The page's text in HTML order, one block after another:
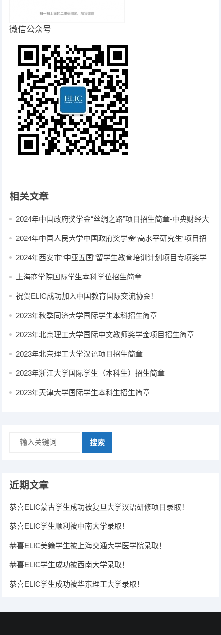
微信公众号
相关文章
2024年中国政府奖学金“丝绸之路”项目招生简章-中央财经大
2024年中国人民大学中国政府奖学金“高水平研究生”项目招
2024年西安市“中亚五国”留学生教育培训计划项目专项奖学
上海商学院国际学生本科学位招生简章
祝贺ELIC成功加入中国教育国际交流协会！
2023年秋季同济大学国际学生本科招生简章
2023年北京理工大学国际中文教师奖学金项目招生简章
2023年北京理工大学汉语项目招生简章
2023年浙江大学国际学生（本科生）招生简章
2023年天津大学国际学生本科生招生简章
搜索
近期文章
恭喜ELIC蒙古学生成功被复旦大学汉语研修项目录取！
恭喜ELIC学生顺利被中南大学录取！
恭喜ELIC美籍学生被上海交通大学医学院录取！
恭喜ELIC学生成功被西南大学录取！
恭喜ELIC学生成功被华东理工大学录取！